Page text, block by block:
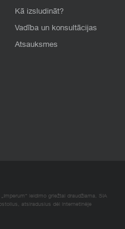
Kā izsludināt?
Vadība un konsultācijas
Atsauksmes
leidimo griežtai draudžiama. SIA
atsiradusius dėl internetinėje